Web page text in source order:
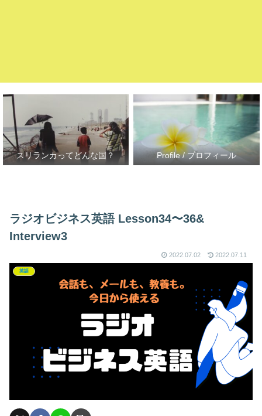
スリランカってどんな国？ Profile / プロフィール
ラジオビジネス英語 Lesson34〜36&
Interview3
2022.07.02 2022.07.11
英語